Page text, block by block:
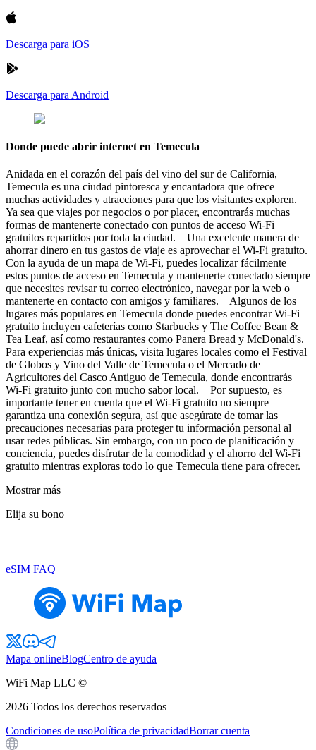
Descarga para iOS
Descarga para Android
Donde puede abrir internet en Temecula
Anidada en el corazón del país del vino del sur de California,
Temecula es una ciudad pintoresca y encantadora que ofrece
muchas actividades y atracciones para que los visitantes exploren.
Ya sea que viajes por negocios o por placer, encontrarás muchas
formas de mantenerte conectado con puntos de acceso Wi-Fi
gratuitos repartidos por toda la ciudad. Una excelente manera de
ahorrar dinero en tus gastos de viaje es aprovechar el Wi-Fi gratuito.
Con la ayuda de un mapa de Wi-Fi, puedes localizar fácilmente
estos puntos de acceso en Temecula y mantenerte conectado siempre
que necesites revisar tu correo electrónico, navegar por la web o
mantenerte en contacto con amigos y familiares. Algunos de los
lugares más populares en Temecula donde puedes encontrar Wi-Fi
gratuito incluyen cafeterías como Starbucks y The Coffee Bean &
Tea Leaf, así como restaurantes como Panera Bread y McDonald's.
Para experiencias más únicas, visita lugares locales como el Festival
de Globos y Vino del Valle de Temecula o el Mercado de
Agricultores del Casco Antiguo de Temecula, donde encontrarás
Wi-Fi gratuito junto con mucho sabor local. Por supuesto, es
importante tener en cuenta que el Wi-Fi gratuito no siempre
garantiza una conexión segura, así que asegúrate de tomar las
precauciones necesarias para proteger tu información personal al
usar redes públicas. Sin embargo, con un poco de planificación y
conciencia, puedes disfrutar de la comodidad y el ahorro del Wi-Fi
gratuito mientras exploras todo lo que Temecula tiene para ofrecer.
Mostrar más
Elija su bono
eSIM FAQ
Mapa onlineBlogCentro de ayuda
WiFi Map LLC ©
2026 Todos los derechos reservados
Condiciones de usoPolítica de privacidadBorrar cuenta